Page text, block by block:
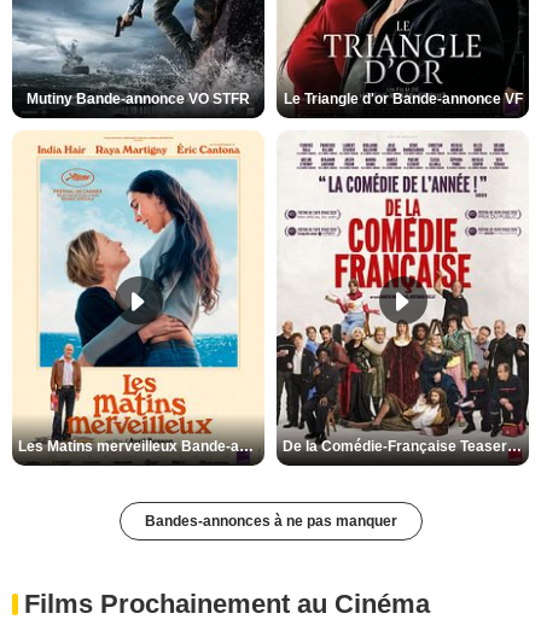
Mutiny Bande-annonce VO STFR Le Triangle d'or Bande-annonce VF
Les Matins merveilleux Bande-annonce VF De la Comédie-Française Teaser VF
Bandes-annonces à ne pas manquer
Films Prochainement au Cinéma